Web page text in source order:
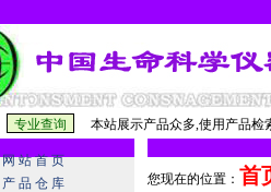
本站展示产品众多,使用产品检
网 站 首 页
产 品 仓 库
您现在的位置： 首